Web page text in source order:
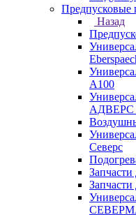
Предпусковые
Назад
A100
АДВЕРС
Северс